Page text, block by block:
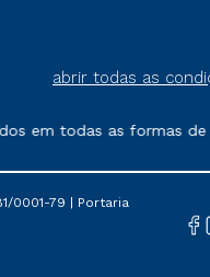
abrir todas as
todas as formas
0001-79 | Portaria